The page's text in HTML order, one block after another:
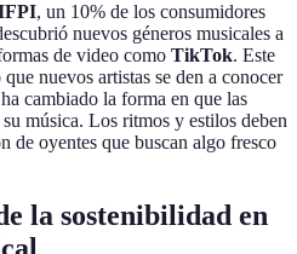
, un 10% de los consumidores
nuevos géneros musicales a
de video como TikTok. Este
nuevos artistas se den a conocer
cambiado la forma en que las
música. Los ritmos y estilos deben
de oyentes que buscan algo fresco
la sostenibilidad en